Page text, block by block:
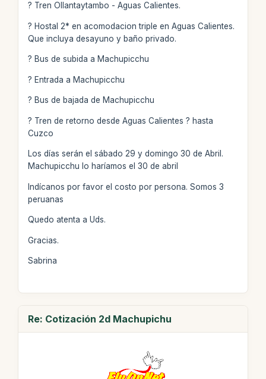
? Tren Ollantaytambo - Aguas Calientes.
? Hostal 2* en acomodacion triple en Aguas Calientes.
Que incluya desayuno y baño privado.
? Bus de subida a Machupicchu
? Entrada a Machupicchu
? Bus de bajada de Machupicchu
? Tren de retorno desde Aguas Calientes ? hasta
Cuzco
Los días serán el sábado 29 y domingo 30 de Abril.
Machupicchu lo haríamos el 30 de abril
Indícanos por favor el costo por persona. Somos 3
peruanas
Quedo atenta a Uds.
Gracias.
Sabrina
Re: Cotización 2d Machupichu